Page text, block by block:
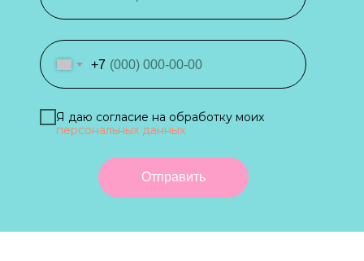
+7
Я даю согласие на обработку моих
персональных данных
Отправить